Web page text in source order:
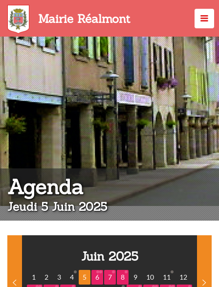
Aller
contenu
principal
Mairie Réalmont
Agenda:
Jeudi 5 Juin 2025
Juin 2025
1 2 3 4 5 6 7 8 9 10 11
12